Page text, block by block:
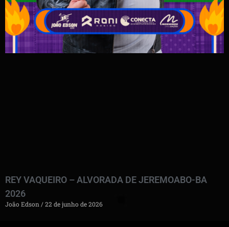
REY VAQUEIRO – ALVORADA DE JEREMOABO-BA
2026
João Edson 22 de junho de 2026